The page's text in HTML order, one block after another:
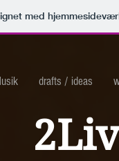
med
drafts / ideas